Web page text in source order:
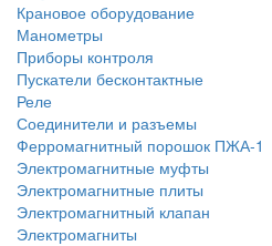
Крановое оборудование
Манометры
Приборы контроля
Пускатели бесконтактные
Реле
Соединители и разъемы
Ферромагнитный порошок ПЖА-1
Электромагнитные муфты
Электромагнитные плиты
Электромагнитный клапан
Электромагниты